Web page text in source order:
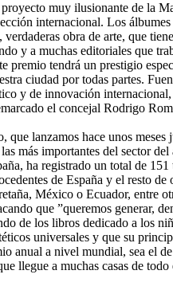
muy ilusionante de la
internacional. Los álbumes
verdaderas obra de arte, que
y a muchas editoriales que
premio tendrá un prestigio
ciudad por todas partes.
y de innovación
el concejal Rodrigo
que lanzamos hace unos meses
más importantes del sector
ha registrado un total de 151
de España y el resto de
México o Ecuador, entre
que ”queremos generar,
de los libros dedicado a los
universales y que su
anual a nivel mundial, sea el
llegue a muchas casas de todo